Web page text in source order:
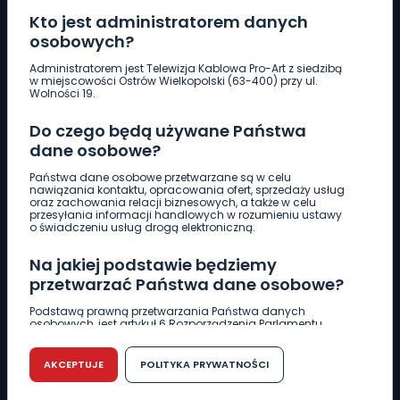
Kto jest administratorem danych
osobowych?
Administratorem jest Telewizja Kablowa Pro-Art z siedzibą
w miejscowości Ostrów Wielkopolski (63-400) przy ul.
Wolności 19.
Do czego będą używane Państwa
dane osobowe?
Państwa dane osobowe przetwarzane są w celu
nawiązania kontaktu, opracowania ofert, sprzedaży usług
oraz zachowania relacji biznesowych, a także w celu
przesyłania informacji handlowych w rozumieniu ustawy
o świadczeniu usług drogą elektroniczną.
Na jakiej podstawie będziemy
przetwarzać Państwa dane osobowe?
Podstawą prawną przetwarzania Państwa danych
osobowych, jest artykuł 6 Rozporządzenia Parlamentu
r. w sprawie ochrony osób fizycznych w związku z
przetwarzaniem danych osobowych w sprawie
swobodnego przepływu takich danych oraz uchylenia
dyrektywy 95/46/WE (RODO).
AKCEPTUJE POLITYKA PRYWATNOŚCI
Pobierz logotyp
661 997 997
REDAKCJA
62 735 22 22redakcja@wlkp24.info
DZIAŁ REKLAMY
62 735 01 85 reklama@wlkp24.info
WIADOMOŚCI
CIEKAWOSTKI